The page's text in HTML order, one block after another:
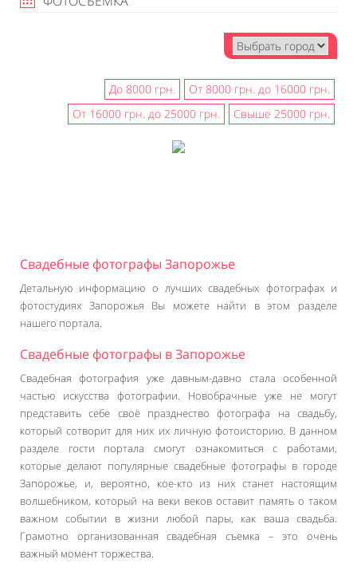
До 8000 грн.
От 8000 грн. до 16000 грн.
От 16000 грн. до 25000 грн.
Свыше 25000 грн.
Свадебные фотографы Запорожье
Детальную информацию о лучших свадебных фотографах и
фотостудиях Запорожья Вы можете найти в этом разделе
нашего портала.
Свадебные фотографы в Запорожье
Свадебная фотография уже давным-давно стала особенной
частью искусства фотографии. Новобрачные уже не могут
представить себе своё празднество фотографа на свадьбу,
который сотворит для них их личную фотоисторию. В данном
разделе гости портала смогут ознакомиться с работами,
которые делают популярные свадебные фотографы в городе
Запорожье, и, вероятно, кое-кто из них станет настоящим
волшебником, который на веки веков оставит память о таком
важном событии в жизни любой пары, как ваша свадьба.
Грамотно организованная свадебная съемка – это очень
важный момент торжества.